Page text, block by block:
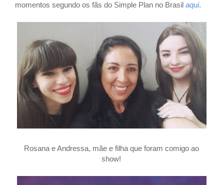
momentos segundo os fãs do Simple Plan no Brasilaqui.
Rosana e Andressa, mãe e filha que foram comigo ao
show!